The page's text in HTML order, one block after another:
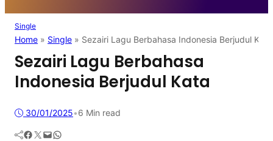
Single
Home » Single » Sezairi Lagu Berbahasa Indonesia Berjudul Kata
Sezairi Lagu Berbahasa
Indonesia Berjudul Kata
30/01/2025•6 Min read
Facebook Twitter Mail WhatsApp